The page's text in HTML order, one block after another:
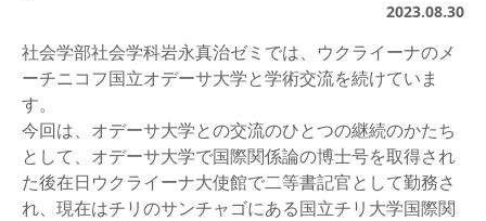
2023.08.30
社会学部社会学科岩永真治ゼミでは、ウクライーナのメ
ーチニコフ国立オデーサ大学と学術交流を続けていま
す。
今回は、オデーサ大学との交流のひとつの継続のかたち
として、オデーサ大学で国際関係論の博士号を取得され
た後在日ウクライーナ大使館で二等書記官として勤務さ
れ、現在はチリのサンチャゴにある国立チリ大学国際関